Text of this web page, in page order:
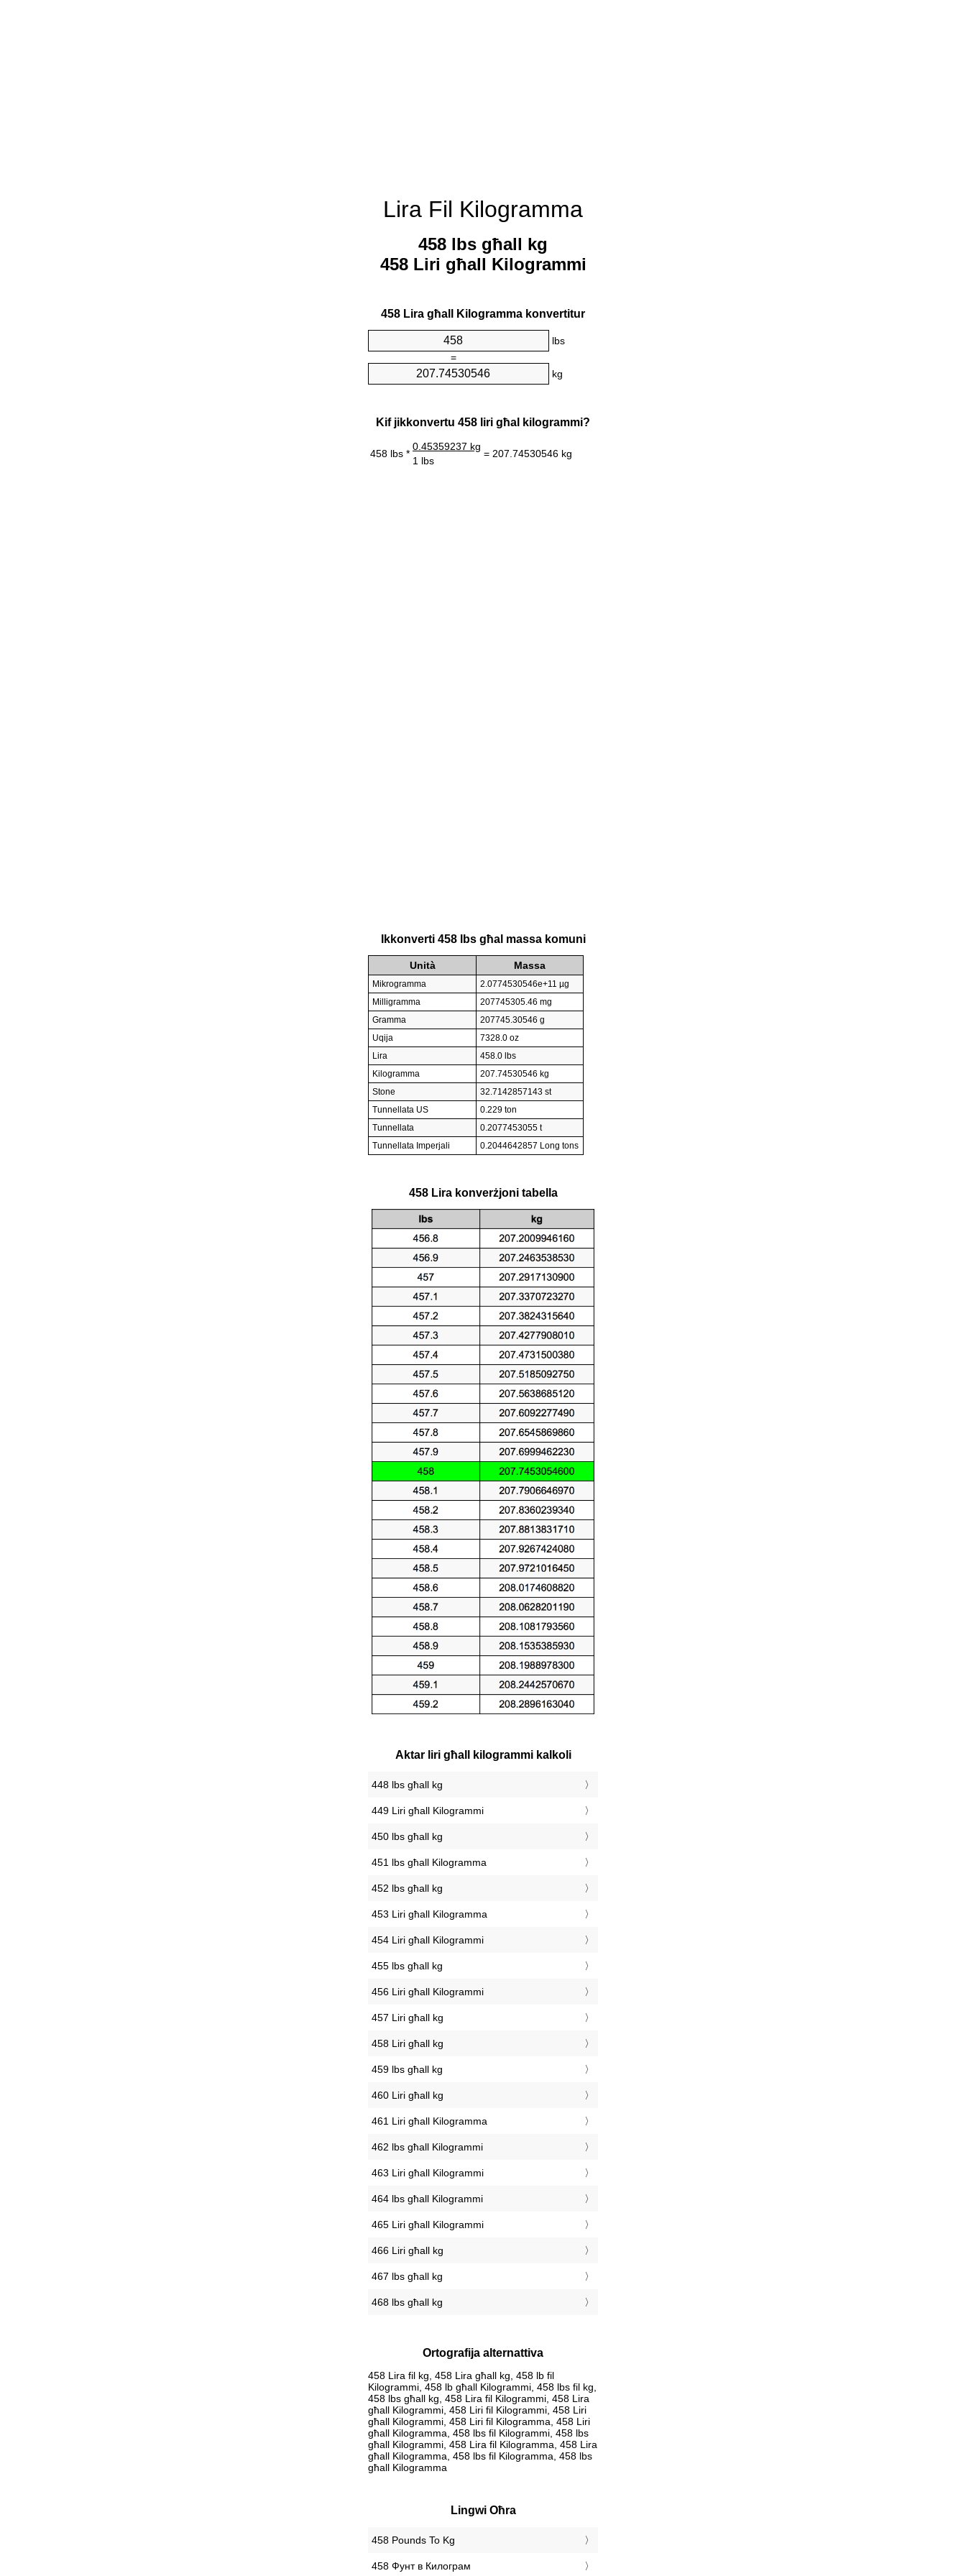
Lira Fil Kilogramma
458 lbs għall kg
458 Liri għall Kilogrammi
458 Lira għall Kilogramma konvertitur
lbs
=
kg
Kif jikkonvertu 458 liri għal kilogrammi?
458 lbs *
0.45359237 kg
= 207.74530546 kg
1 lbs
Ikkonverti 458 lbs għal massa komuni
Unità Massa
Mikrogramma
2.0774530546e+11 µg
Milligramma
207745305.46 mg
Gramma
207745.30546 g
Uqija
7328.0 oz
Lira
458.0 lbs
Kilogramma
207.74530546 kg
Stone
32.7142857143 st
Tunnellata US
0.229 ton
Tunnellata
0.2077453055 t
Tunnellata Imperjali
0.2044642857 Long tons
458 Lira konverżjoni tabella
Aktar liri għall kilogrammi kalkoli
448 lbs għall kg
449 Liri għall Kilogrammi
450 lbs għall kg
451 lbs għall Kilogramma
452 lbs għall kg
453 Liri għall Kilogramma
454 Liri għall Kilogrammi
455 lbs għall kg
456 Liri għall Kilogrammi
457 Liri għall kg
458 Liri għall kg
459 lbs għall kg
460 Liri għall kg
461 Liri għall Kilogramma
462 lbs għall Kilogrammi
463 Liri għall Kilogrammi
464 lbs għall Kilogrammi
465 Liri għall Kilogrammi
466 Liri għall kg
467 lbs għall kg
468 lbs għall kg
Ortografija alternattiva
458 Lira fil kg, 458 Lira għall kg, 458 lb fil
Kilogrammi, 458 lb għall Kilogrammi, 458 lbs fil kg,
458 lbs għall kg, 458 Lira fil Kilogrammi, 458 Lira
għall Kilogrammi, 458 Liri fil Kilogrammi, 458 Liri
għall Kilogrammi, 458 Liri fil Kilogramma, 458 Liri
għall Kilogramma, 458 lbs fil Kilogrammi, 458 lbs
għall Kilogrammi, 458 Lira fil Kilogramma, 458 Lira
għall Kilogramma, 458 lbs fil Kilogramma, 458 lbs
għall Kilogramma
Lingwi Oħra
‎458 Pounds To Kg
‎458 Фунт в Килограм